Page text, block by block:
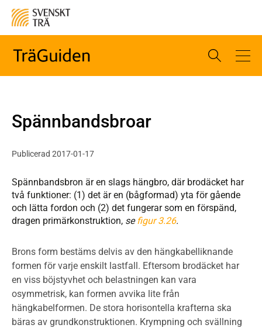
Spännbandsbroar
Publicerad 2017-01-17
Spännbandsbron är en slags hängbro, där brodäcket har
två funktioner: (1) det är en (bågformad) yta för gående
och lätta fordon och (2) det fungerar som en förspänd,
dragen primärkonstruktion, sefigur 3.26.
Brons form bestäms delvis av den hängkabelliknande
formen för varje enskilt lastfall. Eftersom brodäcket har
en viss böjstyvhet och belastningen kan vara
osymmetrisk, kan formen avvika lite från
hängkabelformen. De stora horisontella krafterna ska
bäras av grundkonstruktionen. Krympning och svällning